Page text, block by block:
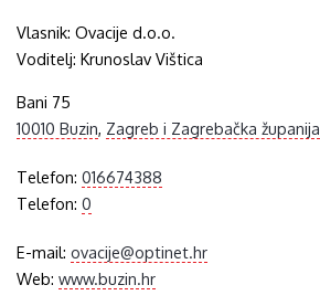
Vlasnik:Ovacije d.o.o.
Voditelj:Krunoslav Vištica
Bani 75
10010 Buzin, Zagreb i Zagrebačka županija
Telefon:016674388
Telefon:0
E-mail:ovacije@optinet.hr
Web:www.buzin.hr